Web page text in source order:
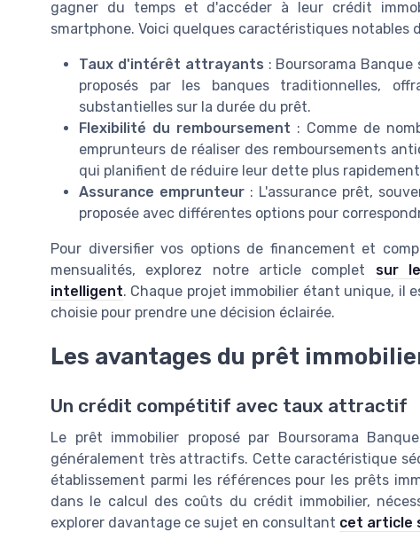
gagner du temps et d'accéder à leur crédit
smartphone. Voici quelques caractéristiques notables
Taux d'intérêt attrayants : Boursorama
proposés par les banques traditionnelles,
substantielles sur la durée du prêt.
Flexibilité du remboursement : Comme de
emprunteurs de réaliser des remboursements
qui planifient de réduire leur dette plus
Assurance emprunteur : L'assurance prêt,
proposée avec différentes options pour
Pour diversifier vos options de financement et
mensualités, explorez notre article complet sur
intelligent. Chaque projet immobilier étant unique, il
choisie pour prendre une décision éclairée.
Les avantages du prêt
Un crédit compétitif avec taux attractif
Le prêt immobilier proposé par Boursorama
généralement très attractifs. Cette caractéristique
établissement parmi les références pour les prêts
dans le calcul des coûts du crédit immobilier,
explorer davantage ce sujet en consultant cet article